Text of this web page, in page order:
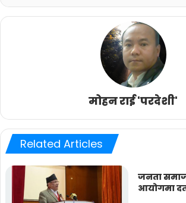
मोहन राई 'परदेशी'
Related Articles
जनता
आयोगमा